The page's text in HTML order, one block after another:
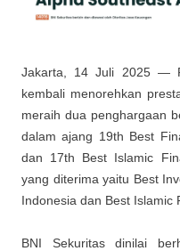
Jakarta, 14 Juli 2025 —
kembali menorehkan
meraih dua penghargaan
dalam ajang 19th Best
dan 17th Best Islamic
yang diterima yaitu Best
Indonesia dan Best Islamic
BNI Sekuritas dinilai